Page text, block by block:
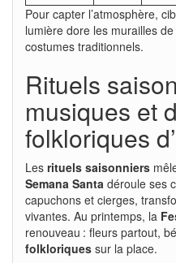
Pour capter l’atmosphère,
lumière dore les murailles
costumes traditionnels.
Rituels
musiques et
folkloriques
Les rituels saisonniers
Semana Santa déroule ses
capuchons et cierges,
vivantes. Au printemps, la
renouveau : fleurs partout,
folkloriques sur la place.